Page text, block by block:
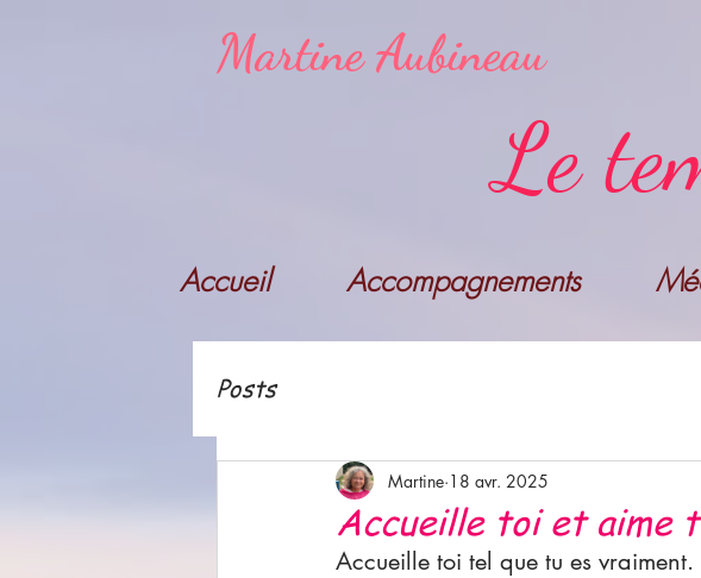
Martine Aubineau
Le
Accueil Accompagnements
Posts
Accueille toi et aime
Martine 18 avr. 2025
Accueille toi tel que tu es vraiment.